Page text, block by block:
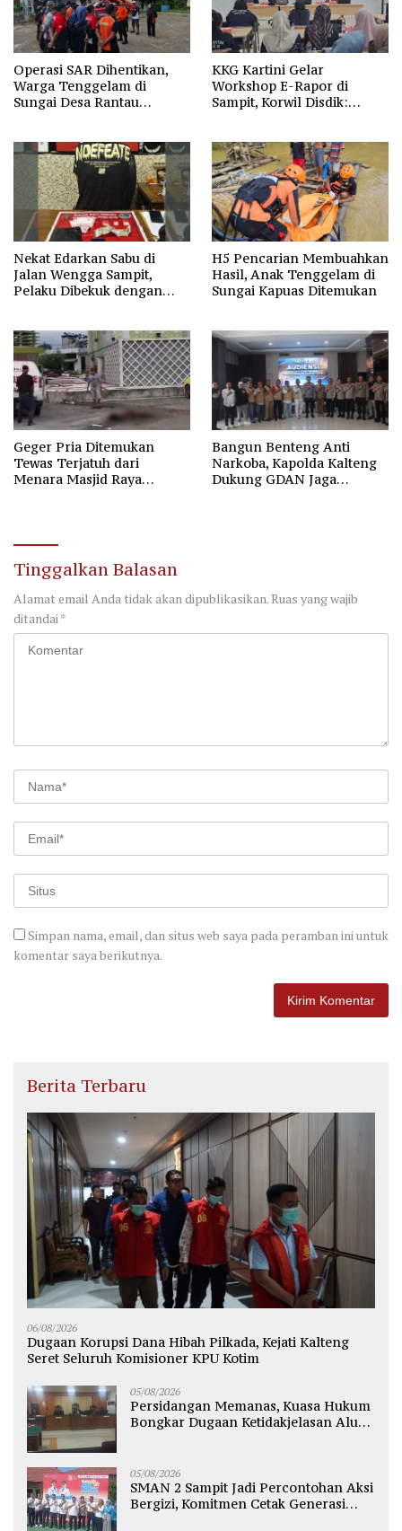
Operasi SAR Dihentikan,
Warga Tenggelam di
Sungai Desa Rantau
KKG Kartini Gelar
Workshop E-Rapor di
Sampit, Korwil Disdik:
Nekat Edarkan Sabu di
Jalan Wengga Sampit,
Pelaku Dibekuk dengan
H5 Pencarian Membuahkan
Hasil, Anak Tenggelam di
Sungai Kapuas Ditemukan
Geger Pria Ditemukan
Tewas Terjatuh dari
Menara Masjid Raya
Bangun Benteng Anti
Narkoba, Kapolda Kalteng
Dukung GDAN Jaga
Tinggalkan Balasan
Alamat email Anda tidak akan dipublikasikan.Ruas yang wajib
ditandai *
Simpan nama, email, dan situs web saya pada peramban ini untuk
komentar saya berikutnya.
Berita Terbaru
06/08/2026
Dugaan Korupsi Dana Hibah Pilkada, Kejati Kalteng
Seret Seluruh Komisioner KPU Kotim
05/08/2026
Persidangan Memanas, Kuasa Hukum
Bongkar Dugaan Ketidakjelasan Alur
05/08/2026
SMAN 2 Sampit Jadi Percontohan Aksi
Bergizi, Komitmen Cetak Generasi